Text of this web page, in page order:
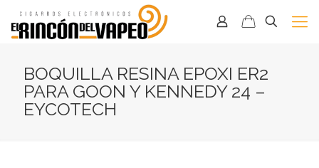
BOQUILLA RESINA EPOXI ER2
PARA GOON Y KENNEDY 24 –
EYCOTECH